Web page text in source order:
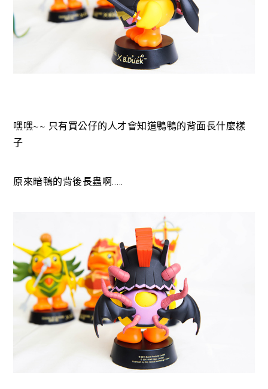
嘿嘿~~ 只有買公仔的人才會知道鴨鴨的背面長什麼樣
子
原來暗鴨的背後長蟲啊…..